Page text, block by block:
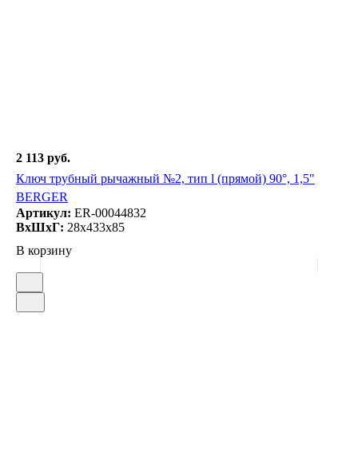
2 113 руб.
Ключ трубный рычажный №2, тип l (прямой) 90°, 1,5"
BERGER
Артикул: ER-00044832
ВxШxГ: 28x433x85
В корзину